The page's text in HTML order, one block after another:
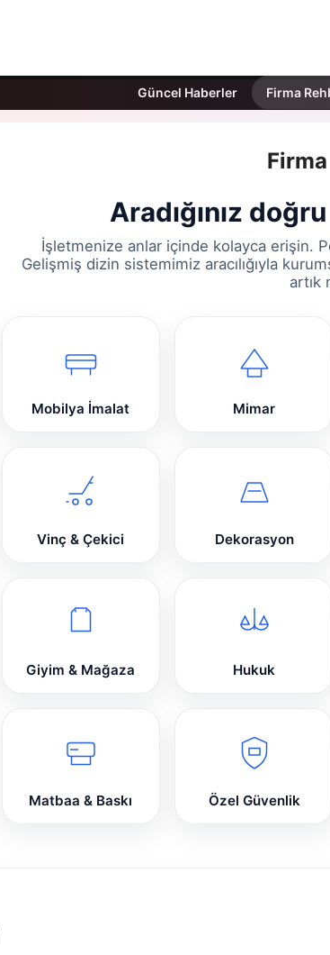
Güncel Haberler Firma
Aradığınız
İşletmenize anlar içinde kolayca erişin.
Gelişmiş dizin sistemimiz aracılığıyla
artık
Mobilya İmalat Mimar
Vinç & Çekici Dekorasyon
Giyim & Mağaza Hukuk
Matbaa & Baskı Özel Güvenlik